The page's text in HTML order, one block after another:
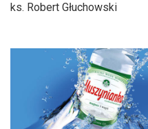
ks. Robert Głuchowski